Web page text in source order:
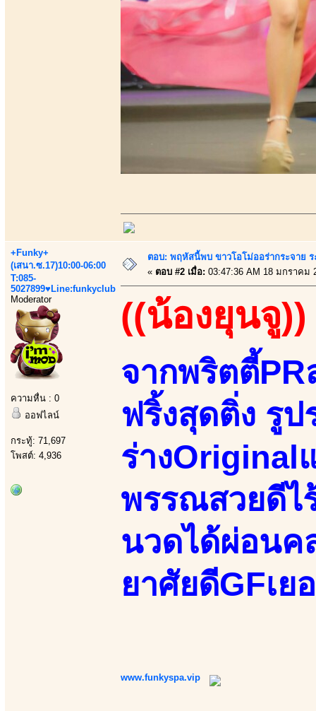
+Funky+
(เสนา.ซ.17)10:00-06:00
T:085-
5027899♥Line:funkyclub
Moderator
ความหื่น : 0
ออฟไลน์
กระทู้: 71,697
โพสต์: 4,936
ตอบ: พฤหัสนี้พบ ขาวโอโม่ออร่ากระจาย
« ตอบ #2 เมื่อ: 03:47:36 AM 18 มกราคม
((น้องยุนจู))
จากพริตตี้PR
ฟริ้งสุดติ่ง รูป
ร่างOriginal
พรรณสวยดีไ
นวดได้ผ่อนค
ยาศัยดีGFเ
www.funkyspa.vip